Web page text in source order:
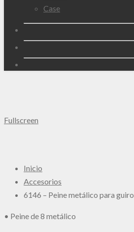
Case
Fullscreen
Inicio
Accesorios
6146 – Peine metálico para guiro
• Peine de 8 metálico